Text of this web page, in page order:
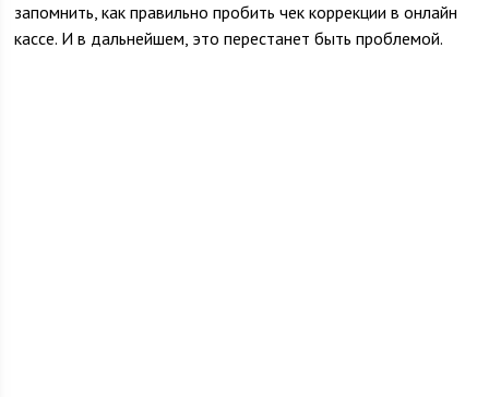
запомнить, как правильно пробить чек коррекции в онлайн
кассе. И в дальнейшем, это перестанет быть проблемой.